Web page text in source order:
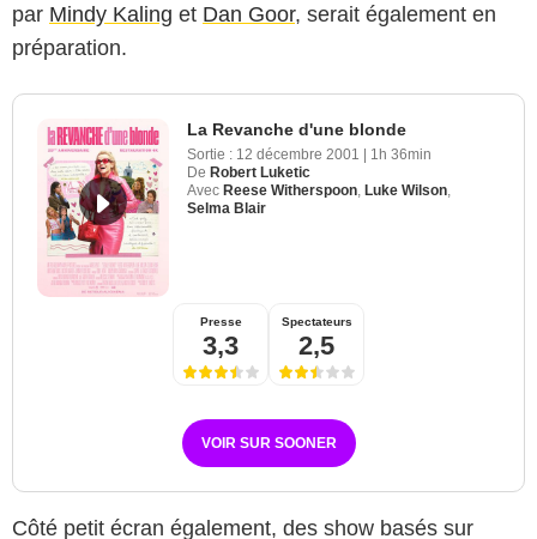
par Mindy Kaling et Dan Goor, serait également en
préparation.
La Revanche d'une blonde
Sortie : 12 décembre 2001 | 1h 36min
De Robert Luketic
Avec Reese Witherspoon Luke Wilson
Selma Blair
Presse
3,3
Spectateurs
2,5
VOIR SUR SOONER
Côté petit écran également, des show basés sur